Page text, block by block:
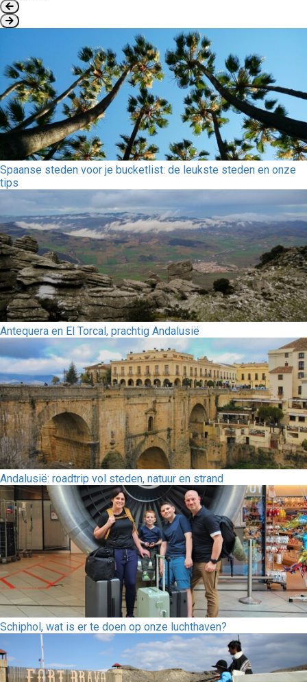
Spaanse steden voor je bucketlist: de leukste steden en onze
tips
Antequera en El Torcal, prachtig Andalusië
Andalusië: roadtrip vol steden, natuur en strand
Schiphol, wat is er te doen op onze luchthaven?